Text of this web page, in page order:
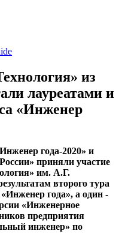
из
лауреатами и
«Инженер
года-2020» и
приняли участие
им. А.Г.
второго тура
года», а один -
«Инженерное
предприятия
инженер» по